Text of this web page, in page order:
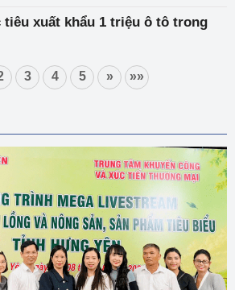
tiêu xuất khẩu 1 triệu ô tô trong
3 4 5 » »»